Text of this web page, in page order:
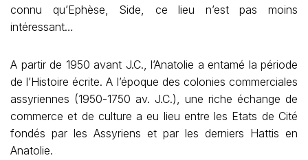
connu qu’Ephèse, Side, ce lieu n’est pas moins
intéressant…
A partir de 1950 avant J.C., l’Anatolie a entamé la période
de l’Histoire écrite. A l’époque des colonies commerciales
assyriennes (1950-1750 av. J.C.), une riche échange de
commerce et de culture a eu lieu entre les Etats de Cité
fondés par les Assyriens et par les derniers Hattis en
Anatolie.